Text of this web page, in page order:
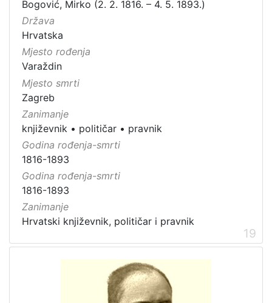
Bogović, Mirko (2. 2. 1816. – 4. 5. 1893.)
Država
Hrvatska
Mjesto rođenja
Varaždin
Mjesto smrti
Zagreb
Zanimanje
književnik • političar • pravnik
Godina rođenja-smrti
1816-1893
Godina rođenja-smrti
1816-1893
Zanimanje
Hrvatski književnik, političar i pravnik
19